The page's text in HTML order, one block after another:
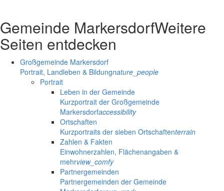
Gemeinde MarkersdorfWeitere
Seiten entdecken
Großgemeinde Markersdorf
Portrait, Landleben & Bildungnature_people
Portrait
Leben in der Gemeinde
Kurzportrait der Großgemeinde
Markersdorfaccessibility
Ortschaften
Kurzportraits der sieben Ortschaftenterrain
Zahlen & Fakten
Einwohnerzahlen, Flächenangaben &
mehrview_comfy
Partnergemeinden
Partnergemeinden der Gemeinde